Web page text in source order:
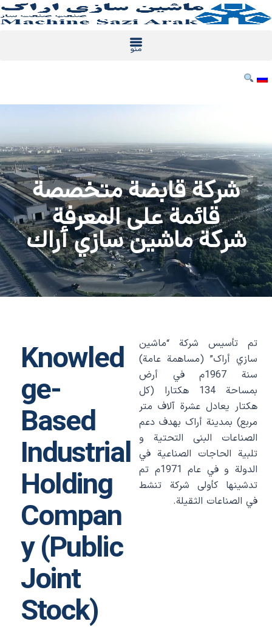
تخطي
إلى
شركة قابضة متخصصة
قائمة على المعرفة
شركة ماشين سازي أراك
تم تأسيس شرکة “ماشين
سازي أراک” (مساهمة عامة)
سنة 1967م في أرض
بمساحة 134 هکتارا (کل
هکتار يعادل عشرة آلاف متر
مربع) بمدينة أراک بهدف دعم
الصناعات البنی التحتية و
تلبية الحاجات الصناعية في
الدولة و في عام 1971م تم
تدشينها کأولی شرکة تنشط
في الصناعات الثقیلة.
Knowled
ge-
Based
Industrial
Holding
Compan
y (Public
Joint
Stock)